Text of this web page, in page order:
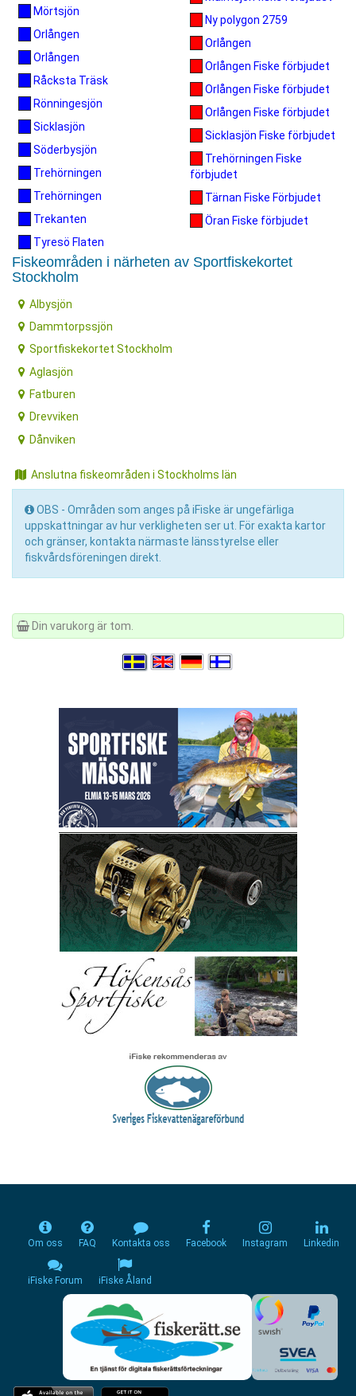
Mörtsjön
Orlången
Orlången
Råcksta Träsk
Rönningesjön
Sicklasjön
Söderbysjön
Trehörningen
Trehörningen
Trekanten
Tyresö Flaten
Ny polygon 2759
Orlången
Orlången Fiske förbjudet
Orlången Fiske förbjudet
Orlången Fiske förbjudet
Sicklasjön Fiske förbjudet
Trehörningen Fiske
förbjudet
Tärnan Fiske Förbjudet
Öran Fiske förbjudet
Fiskeområden i närheten av Sportfiskekortet
Stockholm
Albysjön
Dammtorpssjön
Sportfiskekortet Stockholm
Aglasjön
Fatburen
Drevviken
Dånviken
Anslutna fiskeområden i Stockholms län
OBS - Områden som anges på iFiske är ungefärliga
uppskattningar av hur verkligheten ser ut. För exakta kartor
och gränser, kontakta närmaste länsstyrelse eller
fiskvårdsföreningen direkt.
Din varukorg är tom.
Om oss FAQ Kontakta oss Facebook Instagram Linkedin
iFiske Forum iFiske Åland